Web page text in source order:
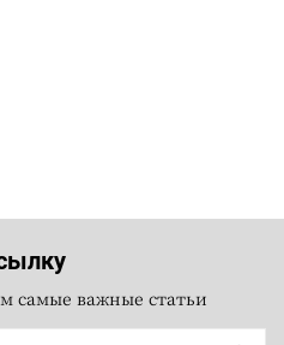
самые важные статьи